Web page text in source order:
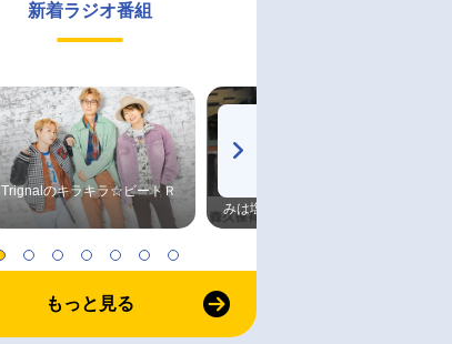
新着ラジオ番組
Trignalのキラキラ☆ビートＲ
みは塩だけ
もっと見る